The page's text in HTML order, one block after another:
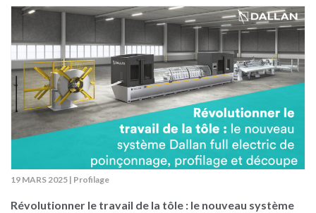
19 MARS 2025 | Profilage
Révolutionner le travail de la tôle : le nouveau système